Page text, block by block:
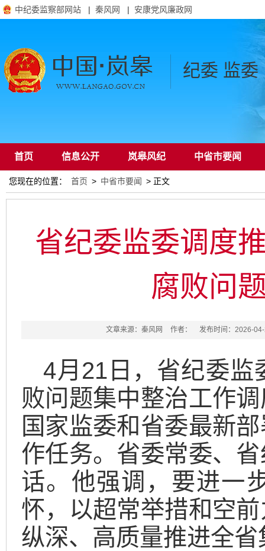
中纪委监察部网站 | 秦风网 | 安康党风廉政网
纪委 监委
首页 信息公开 岚皋风纪 中省市要闻
通知公告
您现在的位置： 首页 > 中省市要闻 > 正文
省纪委监委调度
腐败问
文章来源：秦风网 作者： 发布时间：2026-
4月21日，省纪委监
败问题集中整治工作
国家监委和省委最新
作任务。省委常委、
话。他强调，要进一
怀，以超常举措和空
纵深、高质量推进全